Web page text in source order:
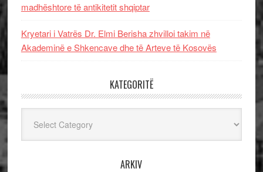
madhështore të antikitetit shqiptar
Kryetari i Vatrës Dr. Elmi Berisha zhvilloi takim në
Akademinë e Shkencave dhe të Arteve të Kosovës
KATEGORITË
ARKIV